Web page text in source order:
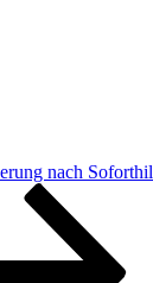
nach